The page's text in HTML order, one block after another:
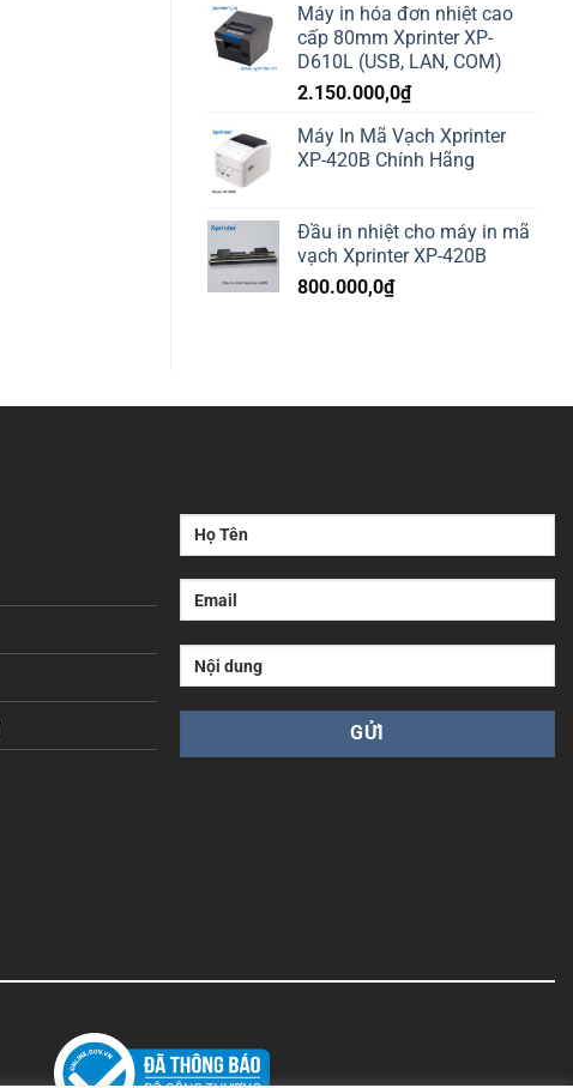
Máy in hóa đơn nhiệt cao
cấp 80mm Xprinter XP-
D610L (USB, LAN, COM)
2.150.000,0₫
Máy In Mã Vạch Xprinter
XP-420B Chính Hãng
Đầu in nhiệt cho máy in mã
vạch Xprinter XP-420B
800.000,0₫